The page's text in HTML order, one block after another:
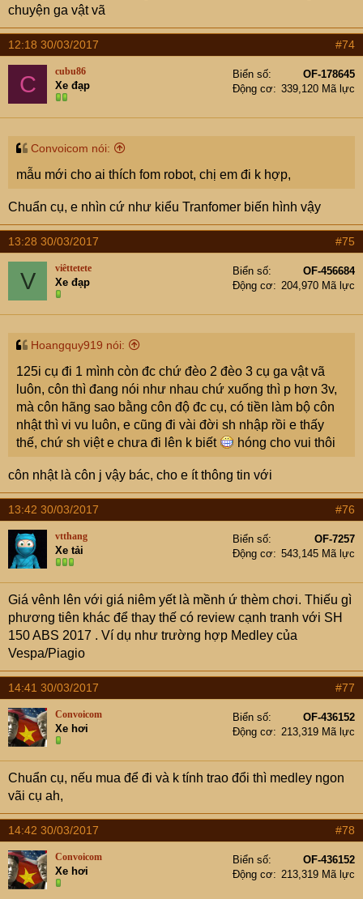
chuyện ga vật vã
12:18 30/03/2017 #74
C cubu86
Xe đạp
Biển số
OF-178645
Động cơ
339,120 Mã lực
Convoicom nói:
mẫu mới cho ai thích fom robot, chị em đi k hợp,
Chuẩn cụ, e nhìn cứ như kiểu Tranfomer biến hình vậy
13:28 30/03/2017 #75
V viêttetete
Xe đạp
Biển số
OF-456684
Động cơ
204,970 Mã lực
Hoangquy919 nói:
125i cụ đi 1 mình còn đc chứ đèo 2 đèo 3 cụ ga vật vã
luôn, côn thì đang nói như nhau chứ xuống thì p hơn 3v,
mà côn hãng sao bằng côn độ đc cụ, có tiền làm bộ côn
nhật thì vi vu luôn, e cũng đi vài đời sh nhập rồi e thấy
thế, chứ sh việt e chưa đi lên k biết
hóng cho vui thôi
côn nhật là côn j vậy bác, cho e ít thông tin với
13:42 30/03/2017 #76
vtthang
Xe tải
Biển số
OF-7257
Động cơ
543,145 Mã lực
Giá vênh lên với giá niêm yết là mềnh ứ thèm chơi. Thiếu gì
phương tiên khác để thay thế có review cạnh tranh với SH
150 ABS 2017 . Ví dụ như trường hợp Medley của
Vespa/Piagio
14:41 30/03/2017 #77
Convoicom
Xe hơi
Biển số
OF-436152
Động cơ
213,319 Mã lực
Chuẩn cụ, nếu mua để đi và k tính trao đổi thì medley ngon
vãi cụ ah,
14:42 30/03/2017 #78
Convoicom
Xe hơi
Biển số
OF-436152
Động cơ
213,319 Mã lực